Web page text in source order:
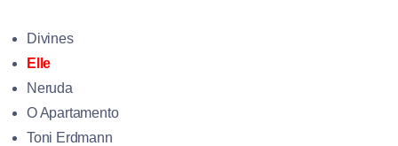
Divines
Elle
Neruda
O Apartamento
Toni Erdmann